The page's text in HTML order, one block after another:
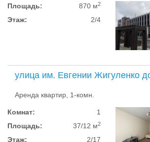
Площадь: 870 м2
Этаж: 2/4
улица им. Евгении Жигуленко
Аренда квартир, 1-комн.
Комнат:
1
Площадь:
37/12 м2
Этаж: 2/17